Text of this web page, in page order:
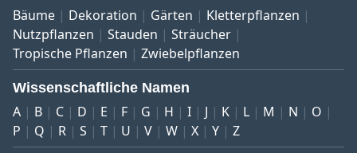
Bäume Dekoration Gärten
Kletterpflanzen
Nutzpflanzen
Stauden
Sträucher
Tropische Pflanzen
Zwiebelpflanzen
Wissenschaftliche Namen
A B C D E F G H I J K L M N
O
P
Q R S T U V W X Y Z